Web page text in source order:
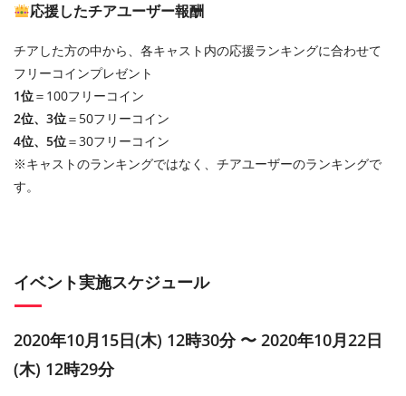
応援したチアユーザー報酬
チアした方の中から、各キャスト内の応援ランキングに合わせて
フリーコインプレゼント
1位＝100フリーコイン
2位、3位＝50フリーコイン
4位、5位＝30フリーコイン
※キャストのランキングではなく、チアユーザーのランキングで
す。
イベント実施スケジュール
2020年10月15日(木) 12時30分 〜 2020年10月22日
(木) 12時29分